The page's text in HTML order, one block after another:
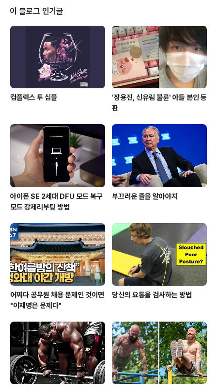
잉 게임적인 요소와 '플레이어 초대' 기능을 제공합니다. A
Dark Room은 아이폰, 아이팟터치, 아이패드 및 iOS 7.0
이상을 요구하며, 2014년도 US 게임 카테고리에서 유료
게임 순위 1위에 올랐던 적이 있을 만큼 매니아층이 두텁습
니다. A Dark Room에 관한 리뷰는..
이 블로그 인기글
컴플렉스 투 심플
'장용진, 신유림 불륜' 아들 본인 등
판
아이폰 SE 2세대 DFU 모드 복구
모드 강제리부팅 방법
부끄러운 줄을 알아야지
어쩌다 공무원 채용 문제인 것이면
"이재명은 문제다"
당신의 요통을 검사하는 방법